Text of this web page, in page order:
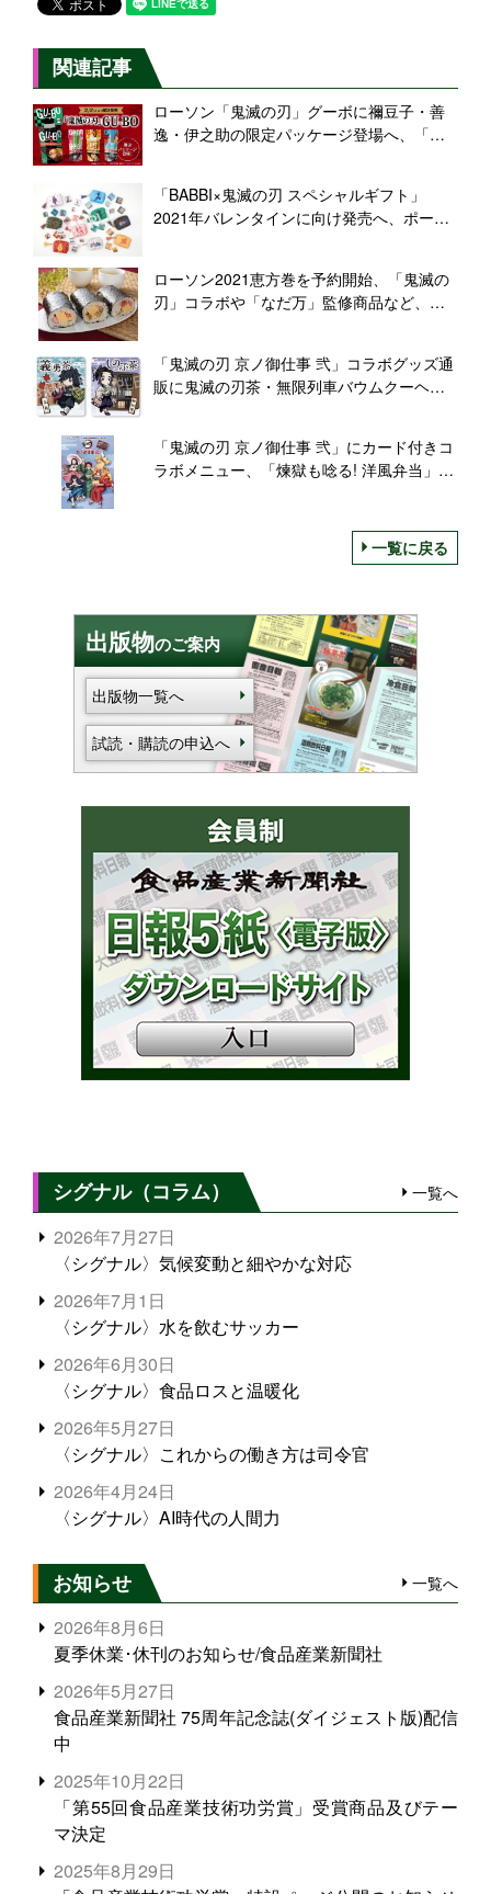
関連記事
ローソン「鬼滅の刃」グーボに禰豆子・善
逸・伊之助の限定パッケージ登場へ、「鬼
「BABBI×鬼滅の刃 スペシャルギフト」
2021年バレンタインに向け発売へ、ポーチ
ローソン2021恵方巻を予約開始、「鬼滅の
刃」コラボや「なだ万」監修商品など、恵
「鬼滅の刃 京ノ御仕事 弐」コラボグッズ通
販に鬼滅の刃茶・無限列車バウムクーヘン
「鬼滅の刃 京ノ御仕事 弐」にカード付きコ
ラボメニュー、「煉獄も唸る! 洋風弁当」
一覧に戻る
出版物のご案内
出版物一覧へ
試読・購読の申込へ
シグナル（コラム） 一覧へ
2026年7月27日
〈シグナル〉気候変動と細やかな対応
2026年7月1日
〈シグナル〉水を飲むサッカー
2026年6月30日
〈シグナル〉食品ロスと温暖化
2026年5月27日
〈シグナル〉これからの働き方は司令官
2026年4月24日
〈シグナル〉AI時代の人間力
お知らせ 一覧へ
2026年8月6日
夏季休業･休刊のお知らせ/食品産業新聞社
2026年5月27日
食品産業新聞社 75周年記念誌(ダイジェスト版)配信
中
2025年10月22日
「第55回食品産業技術功労賞」受賞商品及びテー
マ決定
2025年8月29日